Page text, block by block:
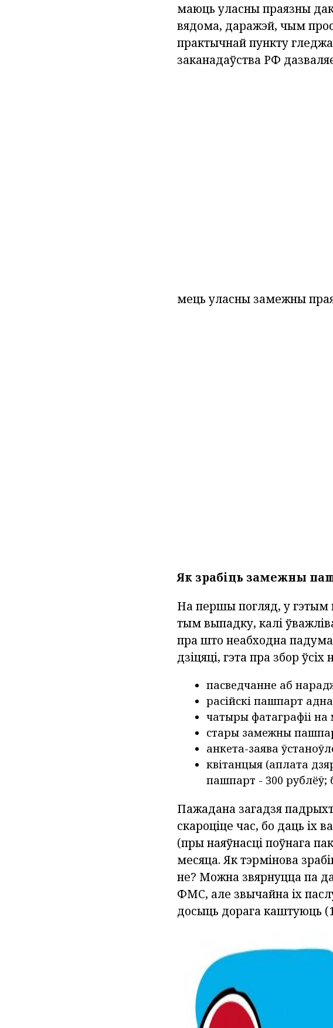
маюць уласны праязны
вядома, даражэй, чым
практычнай пункту
заканадаўства РФ
мець уласны замежны
Як зрабіць замежны
На першы погляд, у гэтым
тым выпадку, калі
пра што неабходна
дзіцяці, гэта пра збор
пасведчанне аб
расійскі пашпарт
чатыры фатаграфіі на
стары замежны
анкета-заява
квітанцыя (аплата
пашпарт - 300 рублёў;
Пажадана загадзя
скароціце час, бо даць іх
(пры наяўнасці поўнага
месяца. Як тэрмінова
не? Можна звярнуцца па
ФМС, але звычайна іх
досыць дорага каштуюць